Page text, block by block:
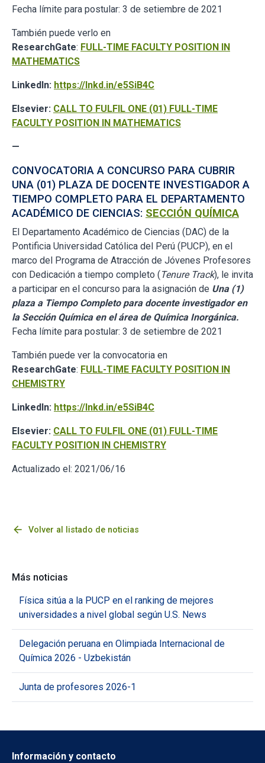
Fecha límite para postular: 3 de setiembre de 2021
También puede verlo en
ResearchGate: FULL-TIME FACULTY POSITION IN
MATHEMATICS
LinkedIn: https://lnkd.in/e5SiB4C
Elsevier: CALL TO FULFIL ONE (01) FULL-TIME
FACULTY POSITION IN MATHEMATICS
—
CONVOCATORIA A CONCURSO PARA CUBRIR
UNA (01) PLAZA DE DOCENTE INVESTIGADOR A
TIEMPO COMPLETO PARA EL DEPARTAMENTO
ACADÉMICO DE CIENCIAS: SECCIÓN QUÍMICA
El Departamento Académico de Ciencias (DAC) de la
Pontificia Universidad Católica del Perú (PUCP), en el
marco del Programa de Atracción de Jóvenes Profesores
con Dedicación a tiempo completo (Tenure Track), le invita
a participar en el concurso para la asignación de Una (1)
plaza a Tiempo Completo para docente investigador en
la Sección Química en el área de Química Inorgánica.
Fecha límite para postular: 3 de setiembre de 2021
También puede ver la convocatoria en
ResearchGate: FULL-TIME FACULTY POSITION IN
CHEMISTRY
LinkedIn: https://lnkd.in/e5SiB4C
Elsevier: CALL TO FULFIL ONE (01) FULL-TIME
FACULTY POSITION IN CHEMISTRY
Actualizado el: 2021/06/16
arrow_back Volver al listado de noticias
Más noticias
Física sitúa a la PUCP en el ranking de mejores
universidades a nivel global según U.S. News
Delegación peruana en Olimpiada Internacional de
Química 2026 - Uzbekistán
Junta de profesores 2026-1
Información y contacto